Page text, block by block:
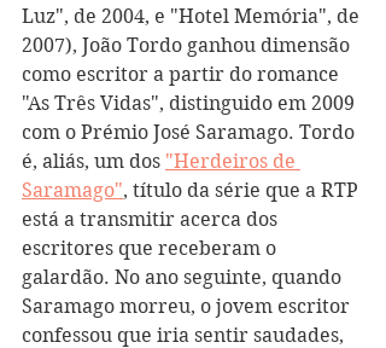
Luz", de 2004, e "Hotel Memória", de
2007), João Tordo ganhou dimensão
como escritor a partir do romance
"As Três Vidas", distinguido em 2009
com o Prémio José Saramago. Tordo
é, aliás, um dos "Herdeiros de
Saramago", título da série que a RTP
está a transmitir acerca dos
escritores que receberam o
galardão. No ano seguinte, quando
Saramago morreu, o jovem escritor
confessou que iria sentir saudades,